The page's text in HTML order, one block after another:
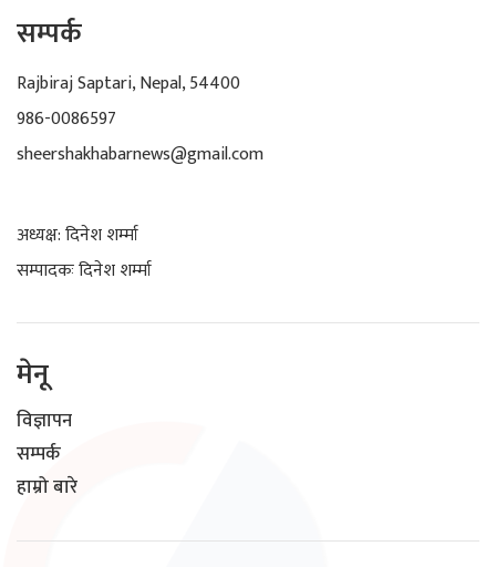
सम्पर्क
Rajbiraj Saptari, Nepal, 54400
986-0086597
sheershakhabarnews@gmail.com
अध्यक्ष: दिनेश शर्म्मा
सम्पादकः दिनेश शर्म्मा
मेनू
विज्ञापन
सम्पर्क
हाम्रो बारे